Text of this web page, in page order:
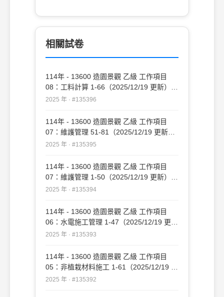
相關試卷
114年 - 13600 造園景觀 乙級 工作項目
08：工料計算 1-66（2025/12/19 更新）
#135396
2025 年 · #135396
114年 - 13600 造園景觀 乙級 工作項目
07：維護管理 51-81（2025/12/19 更新）
#135395
2025 年 · #135395
114年 - 13600 造園景觀 乙級 工作項目
07：維護管理 1-50（2025/12/19 更新）
#135394
2025 年 · #135394
114年 - 13600 造園景觀 乙級 工作項目
06：水電施工管理 1-47（2025/12/19 更
新）#135393
2025 年 · #135393
114年 - 13600 造園景觀 乙級 工作項目
05：非植栽材料施工 1-61（2025/12/19 更
新）#135392
2025 年 · #135392